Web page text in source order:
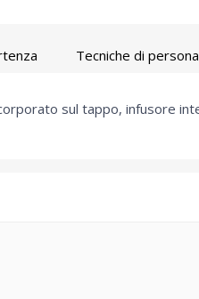
Tecniche di
sul tappo, infusore